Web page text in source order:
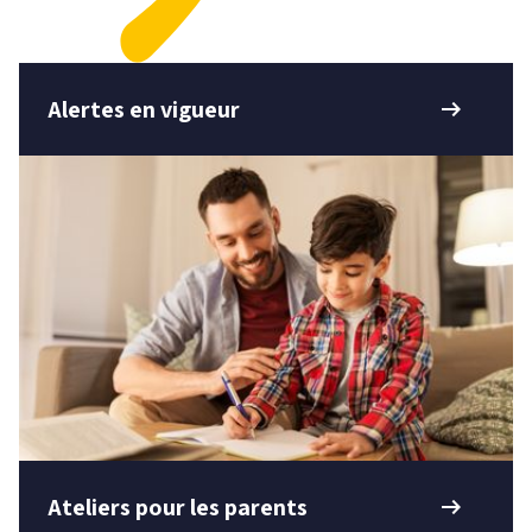
Alertes en vigueur arrow_right_alt
Ateliers pour les parents arrow_right_alt